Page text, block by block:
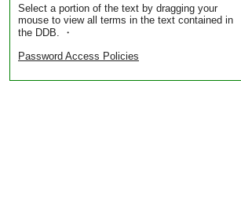
Select a portion of the text by dragging your
mouse to view all terms in the text contained in
the DDB. ・
Password Access Policies